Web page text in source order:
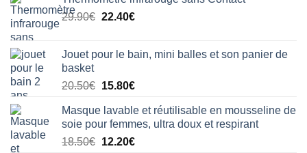
29.90€ Le
était :
22.40€Le
est :
Jouet pour le bain, mini balles et son panier de
basket
20.50€ Le
initial
était :
20.50€.
15.80€Le
actuel
est :
15.80€.
Masque lavable et réutilisable en mousseline de
soie pour femmes, ultra doux et respirant
18.50€ Le
12.20€Le